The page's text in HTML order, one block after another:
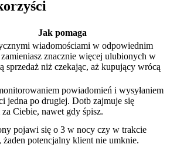
Jak pomaga
wiadomościami w odpowiednim
znacznie więcej ulubionych w
sprzedaż niż czekając, aż kupujący wrócą
powiadomień i wysyłaniem
jedna po drugiej. Dotb zajmuje się
Ciebie, nawet gdy śpisz.
pojawi się o 3 w nocy czy w trakcie
żaden potencjalny klient nie umknie.